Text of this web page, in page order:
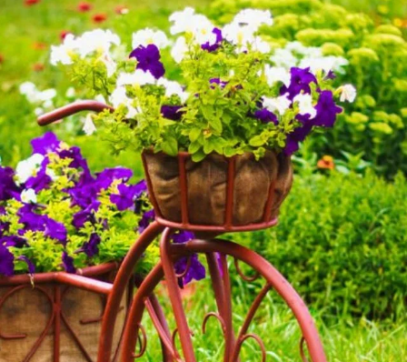
Ответить ✿ 1Спасибо!
makslip
Максим
Липецк
15 мая 2020, 18:26
Совершенно согласен. Что-то
пошло не так! Хоть и секатор теперь имеется.
Ответить ✿ 1Спасибо!
Amanae
Ирина Шкут
Орск
15 мая 2020, 18:35